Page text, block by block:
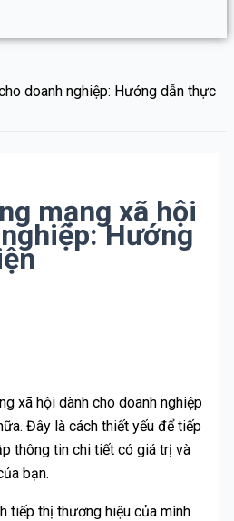
doanh nghiệp: Hướng dẫn thực
mạng xã hội
Hướng
xã hội dành cho doanh nghiệp
Đây là cách thiết yếu để tiếp
thông tin chi tiết có giá trị và
bạn.
tiếp thị thương hiệu của mình